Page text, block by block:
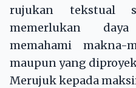
rujukan tekstual
memerlukan
memahami
maupun yang
Merujuk kepada